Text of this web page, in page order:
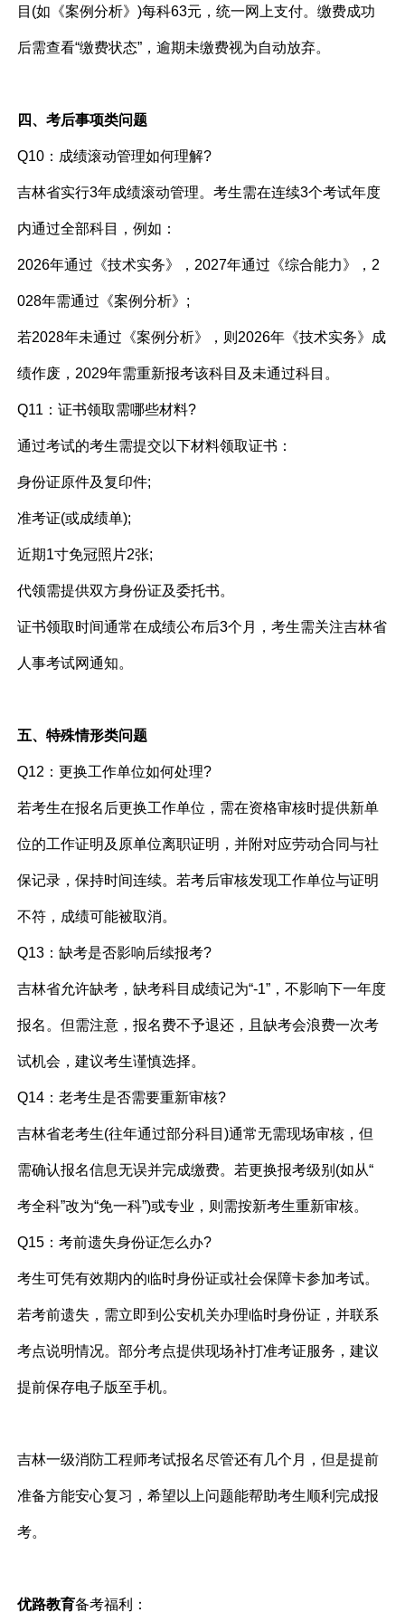
目(如《案例分析》)每科63元，统一网上支付。缴费成功
后需查看“缴费状态”，逾期未缴费视为自动放弃。
四、考后事项类问题
Q10：成绩滚动管理如何理解?
吉林省实行3年成绩滚动管理。考生需在连续3个考试年度
内通过全部科目，例如：
2026年通过《技术实务》，2027年通过《综合能力》，2
028年需通过《案例分析》;
若2028年未通过《案例分析》，则2026年《技术实务》成
绩作废，2029年需重新报考该科目及未通过科目。
Q11：证书领取需哪些材料?
通过考试的考生需提交以下材料领取证书：
身份证原件及复印件;
准考证(或成绩单);
近期1寸免冠照片2张;
代领需提供双方身份证及委托书。
证书领取时间通常在成绩公布后3个月，考生需关注吉林省
人事考试网通知。
五、特殊情形类问题
Q12：更换工作单位如何处理?
若考生在报名后更换工作单位，需在资格审核时提供新单
位的工作证明及原单位离职证明，并附对应劳动合同与社
保记录，保持时间连续。若考后审核发现工作单位与证明
不符，成绩可能被取消。
Q13：缺考是否影响后续报考?
吉林省允许缺考，缺考科目成绩记为“-1”，不影响下一年度
报名。但需注意，报名费不予退还，且缺考会浪费一次考
试机会，建议考生谨慎选择。
Q14：老考生是否需要重新审核?
吉林省老考生(往年通过部分科目)通常无需现场审核，但
需确认报名信息无误并完成缴费。若更换报考级别(如从“
考全科”改为“免一科”)或专业，则需按新考生重新审核。
Q15：考前遗失身份证怎么办?
考生可凭有效期内的临时身份证或社会保障卡参加考试。
若考前遗失，需立即到公安机关办理临时身份证，并联系
考点说明情况。部分考点提供现场补打准考证服务，建议
提前保存电子版至手机。
吉林一级消防工程师考试报名尽管还有几个月，但是提前
准备方能安心复习，希望以上问题能帮助考生顺利完成报
考。
优路教育备考福利：